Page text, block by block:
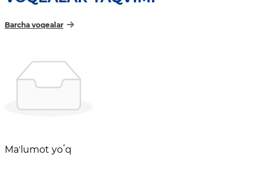
Barcha voqealar
Maʼlumot yoʻq